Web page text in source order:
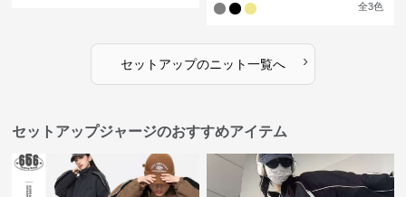
全3色
セットアップのニット一覧へ ›
セットアップジャージのおすすめアイテム